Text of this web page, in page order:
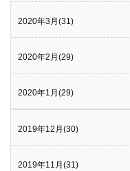
2020年3月(31)
2020年2月(29)
2020年1月(29)
2019年12月(30)
2019年11月(31)